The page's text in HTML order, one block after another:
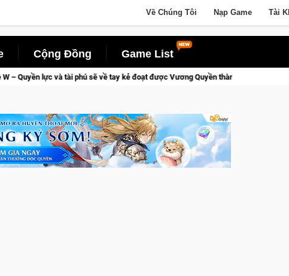
Về Chúng Tôi Nạp Game Tài
Cộng Đồng Game List
sẽ về tay kẻ đoạt được Vương Quyền thành Kent sắp tới!